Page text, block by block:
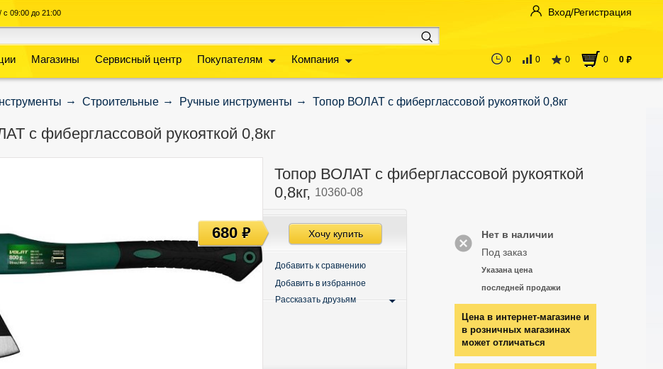
/ с 09:00 до 21:00
Магазины Сервисный центр Покупателям Компания
Вход/Регистрация
0 0 0 0 0 руб
Строительные Ручные инструменты Топор ВОЛАТ с фиберглассовой рукояткой 0,8кг
с фиберглассовой рукояткой 0,8кг
Топор ВОЛАТ с фиберглассовой рукояткой
0,8кг, 10360-08
Нет в наличии
Под заказ
Указана цена
последней продажи
Цена в интернет-магазине и
в розничных магазинах
может отличаться
Хочу купить
Добавить к сравнению
Добавить в избранное
Рассказать друзьям
680руб